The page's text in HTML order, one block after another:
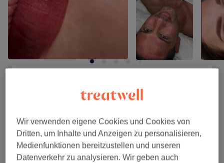
Salonbewertungen
5,0 29 Bewertungen
Wir verwenden eigene Cookies und Cookies von
Dritten, um Inhalte und Anzeigen zu personalisieren,
Medienfunktionen bereitzustellen und unseren
Datenverkehr zu analysieren. Wir geben auch